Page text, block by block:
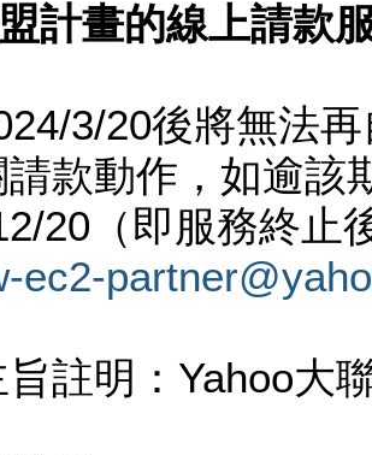
盟計畫的線上請款
3/20後將無法
款動作，如逾該
20（即服務終止
ec2-
註明：Yahoo大